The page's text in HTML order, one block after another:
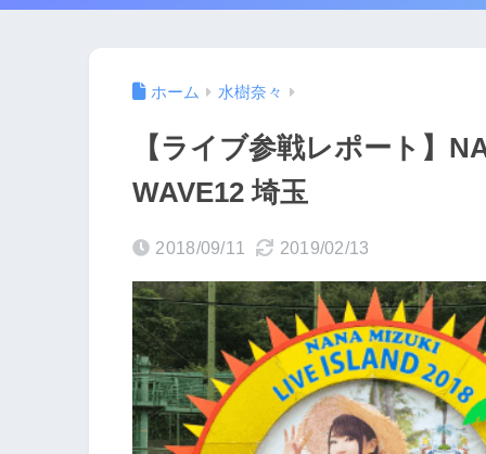
ホーム 水樹奈々
【ライブ参戦レポート】
WAVE12 埼玉
2018/09/11 2019/02/13